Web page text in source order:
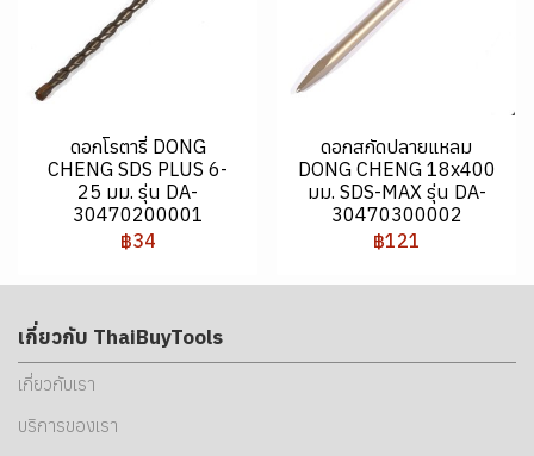
ดอกโรตารี่ DONG
CHENG SDS PLUS 6-
25 มม. รุ่น DA-
30470200001
฿34
ดอกสกัดปลายแหลม
DONG CHENG 18x400
มม. SDS-MAX รุ่น DA-
30470300002
฿121
เกี่ยวกับ ThaiBuyTools
เกี่ยวกับเรา
บริการของเรา